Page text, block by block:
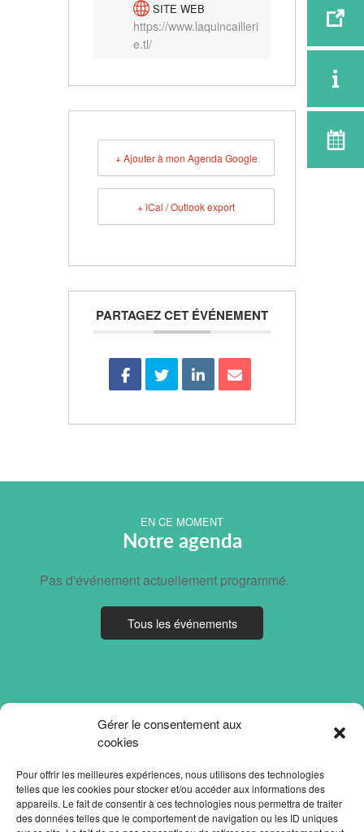
Gérer le consentement aux
cookies
Pour offrir les meilleures expériences, nous utilisons des technologies
telles que les cookies pour stocker et/ou accéder aux informations des
appareils. Le fait de consentir à ces technologies nous permettra de traiter
des données telles que le comportement de navigation ou les ID uniques
SITE WEB
https://www.laquincailleri
e.tl/
+ Ajouter à mon Agenda Google
+ iCal / Outlook export
PARTAGEZ CET ÉVÉNEMENT
EN CE MOMENT
Notre agenda
Pas d'événement actuellement programmé.
Tous les événements